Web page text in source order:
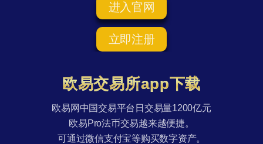
进入官网
立即注册
欧易交易所app下载
欧易网中国交易平台日交易量1200亿元
欧易Pro法币交易越来越便捷。
可通过微信支付宝等购买数字资产。